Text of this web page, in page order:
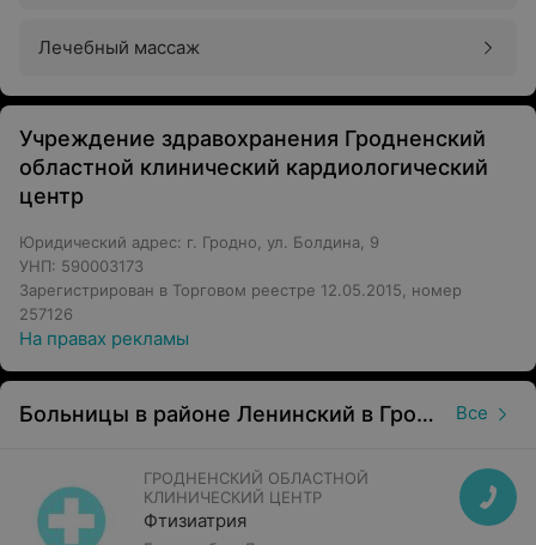
Лечебный массаж
Учреждение здравохранения Гродненский
областной клинический кардиологический
центр
Юридический адрес: г. Гродно, ул. Болдина, 9
УНП: 590003173
Зарегистрирован в Торговом реестре 12.05.2015, номер
257126
На правах рекламы
Больницы в районе Ленинский в Гродно Все
ГРОДНЕНСКИЙ ОБЛАСТНОЙ
КЛИНИЧЕСКИЙ ЦЕНТР
Фтизиатрия